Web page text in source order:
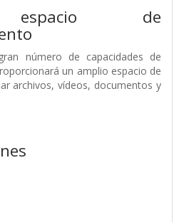
espacio de
número de capacidades de
un amplio espacio de
archivos, vídeos, documentos y